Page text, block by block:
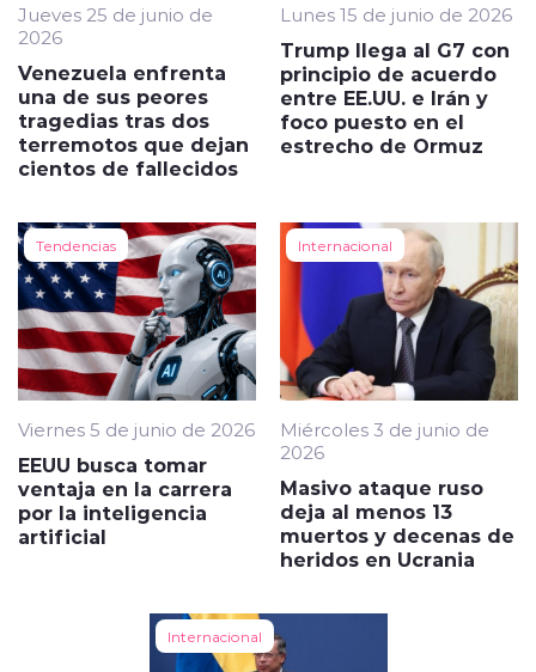
Jueves 25 de junio de
2026
Venezuela enfrenta
una de sus peores
tragedias tras dos
terremotos que dejan
cientos de fallecidos
Lunes 15 de junio de 2026
Trump llega al G7 con
principio de acuerdo
entre EE.UU. e Irán y
foco puesto en el
estrecho de Ormuz
Tendencias
Viernes 5 de junio de 2026
EEUU busca tomar
ventaja en la carrera
por la inteligencia
artificial
Internacional
Miércoles 3 de junio de
2026
Masivo ataque ruso
deja al menos 13
muertos y decenas de
heridos en Ucrania
Internacional